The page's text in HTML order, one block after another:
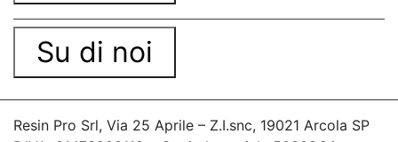
Su di noi
Resin Pro Srl, Via 25 Aprile – Z.I.snc, 19021 Arcola SP